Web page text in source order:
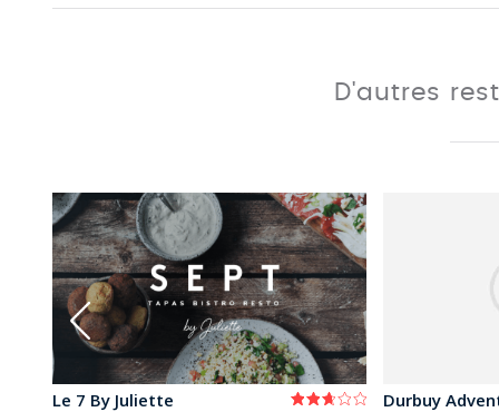
D'autres
Le 7 By Juliette Durbuy